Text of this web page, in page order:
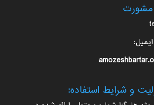
مشورت
و شرایط استفاده: